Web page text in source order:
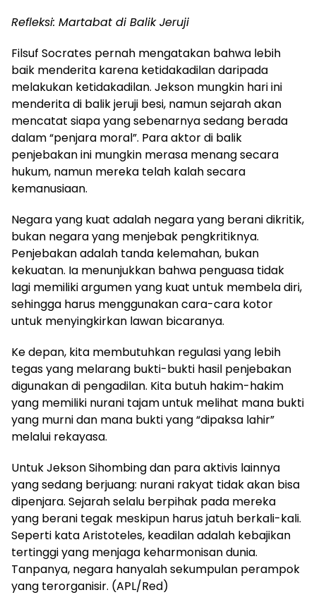
Refleksi: Martabat di Balik Jeruji
Filsuf Socrates pernah mengatakan bahwa lebih
baik menderita karena ketidakadilan daripada
melakukan ketidakadilan. Jekson mungkin hari ini
menderita di balik jeruji besi, namun sejarah akan
mencatat siapa yang sebenarnya sedang berada
dalam “penjara moral”. Para aktor di balik
penjebakan ini mungkin merasa menang secara
hukum, namun mereka telah kalah secara
kemanusiaan.
Negara yang kuat adalah negara yang berani dikritik,
bukan negara yang menjebak pengkritiknya.
Penjebakan adalah tanda kelemahan, bukan
kekuatan. Ia menunjukkan bahwa penguasa tidak
lagi memiliki argumen yang kuat untuk membela diri,
sehingga harus menggunakan cara-cara kotor
untuk menyingkirkan lawan bicaranya.
Ke depan, kita membutuhkan regulasi yang lebih
tegas yang melarang bukti-bukti hasil penjebakan
digunakan di pengadilan. Kita butuh hakim-hakim
yang memiliki nurani tajam untuk melihat mana bukti
yang murni dan mana bukti yang “dipaksa lahir”
melalui rekayasa.
Untuk Jekson Sihombing dan para aktivis lainnya
yang sedang berjuang: nurani rakyat tidak akan bisa
dipenjara. Sejarah selalu berpihak pada mereka
yang berani tegak meskipun harus jatuh berkali-kali.
Seperti kata Aristoteles, keadilan adalah kebajikan
tertinggi yang menjaga keharmonisan dunia.
Tanpanya, negara hanyalah sekumpulan perampok
yang terorganisir. (APL/Red)